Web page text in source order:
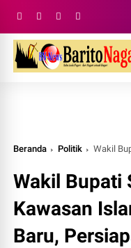
Beranda Politik Wakil Bupati
Wakil Bupati
Kawasan
Baru,